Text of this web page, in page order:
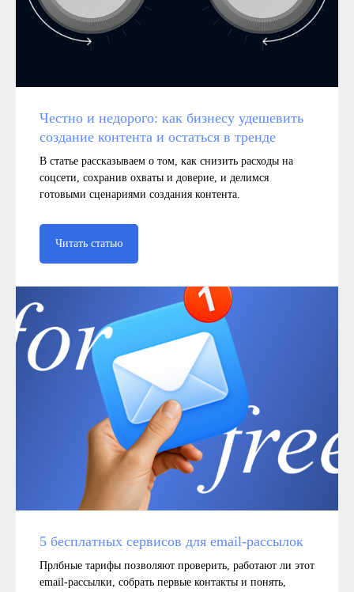
Честно и недорого: как бизнесу удешевить
создание контента и остаться в тренде
В статье рассказываем о том, как снизить расходы на
соцсети, сохранив охваты и доверие, и делимся
готовыми сценариями создания контента.
Читать статью
5 бесплатных сервисов для email‑рассылок
Прлбные тарифы позволяют проверить, работают ли этот
email-рассылки, собрать первые контакты и понять,